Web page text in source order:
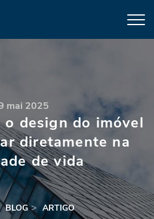
mai 2025
o design do imóvel
diretamente na
de vida
BLOG ARTIGO